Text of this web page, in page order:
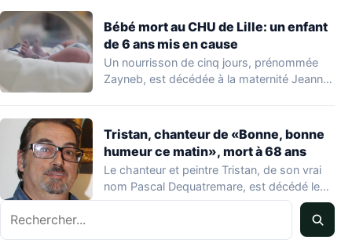
Bébé mort au CHU de Lille: un enfant
de 6 ans mis en cause
Un nourrisson de cinq jours, prénommée
Zayneb, est décédée à la maternité Jeanne
Tristan, chanteur de «Bonne, bonne
humeur ce matin», mort à 68 ans
Le chanteur et peintre Tristan, de son vrai
nom Pascal Dequatremare, est décédé le…
Rechercher